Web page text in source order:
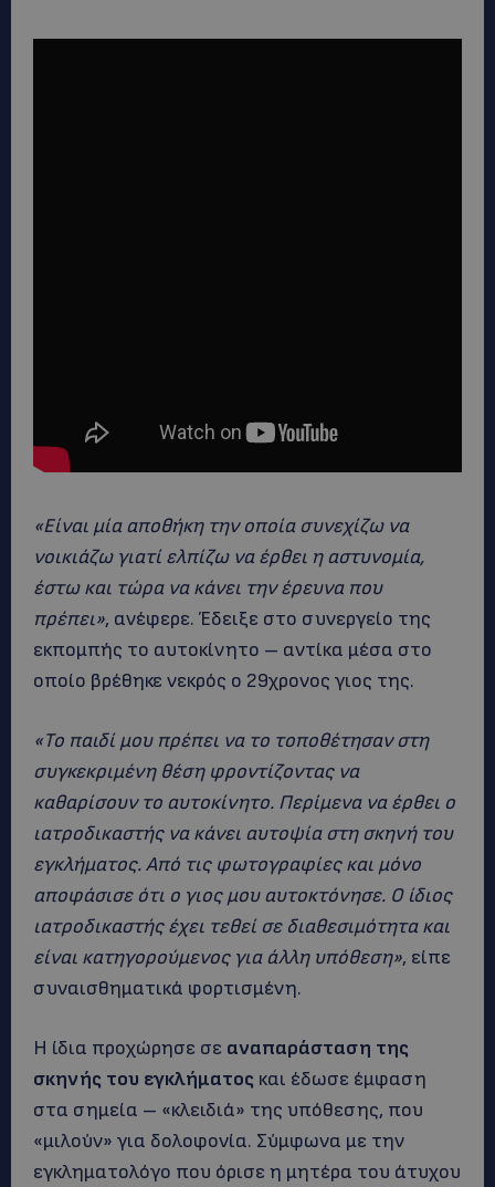
«Είναι μία αποθήκη την οποία συνεχίζω να
νοικιάζω γιατί ελπίζω να έρθει η αστυνομία,
έστω και τώρα να κάνει την έρευνα που
πρέπει», ανέφερε. Έδειξε στο συνεργείο της
εκπομπής το αυτοκίνητο – αντίκα μέσα στο
οποίο βρέθηκε νεκρός ο 29χρονος γιος της.
«Το παιδί μου πρέπει να το τοποθέτησαν στη
συγκεκριμένη θέση φροντίζοντας να
καθαρίσουν το αυτοκίνητο. Περίμενα να έρθει ο
ιατροδικαστής να κάνει αυτοψία στη σκηνή του
εγκλήματος. Από τις φωτογραφίες και μόνο
αποφάσισε ότι ο γιος μου αυτοκτόνησε. Ο ίδιος
ιατροδικαστής έχει τεθεί σε διαθεσιμότητα και
είναι κατηγορούμενος για άλλη υπόθεση», είπε
συναισθηματικά φορτισμένη.
Η ίδια προχώρησε σε αναπαράσταση της
σκηνής του εγκλήματος και έδωσε έμφαση
στα σημεία – «κλειδιά» της υπόθεσης, που
«μιλούν» για δολοφονία. Σύμφωνα με την
εγκληματολόγο που όρισε η μητέρα του άτυχου